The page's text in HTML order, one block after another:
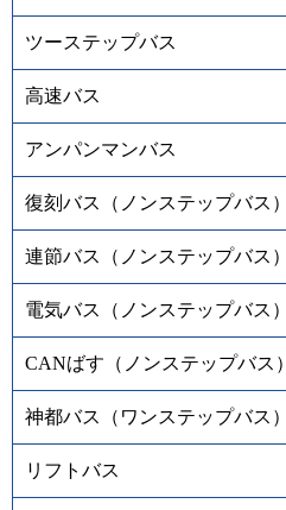
ツーステップバス
高速バス
アンパンマンバス
復刻バス（ノンステップバス）
連節バス（ノンステップバス）
電気バス（ノンステップバス）
CANばす（ノンステップバス）
神都バス（ワンステップバス）
リフトバス